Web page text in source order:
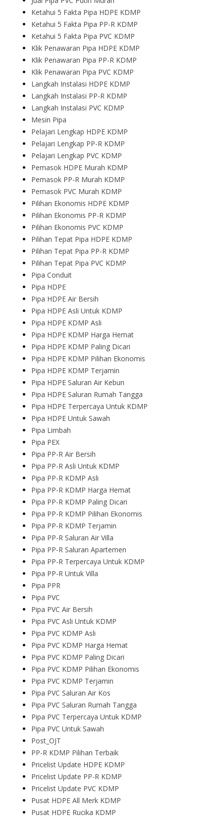
Ketahui 5 Fakta Pipa HDPE KDMP
Ketahui 5 Fakta Pipa PP-R KDMP
Ketahui 5 Fakta Pipa PVC KDMP
Klik Penawaran Pipa HDPE KDMP
Klik Penawaran Pipa PP-R KDMP
Klik Penawaran Pipa PVC KDMP
Langkah Instalasi HDPE KDMP
Langkah Instalasi PP-R KDMP
Langkah Instalasi PVC KDMP
Mesin Pipa
Pelajari Lengkap HDPE KDMP
Pelajari Lengkap PP-R KDMP
Pelajari Lengkap PVC KDMP
Pemasok HDPE Murah KDMP
Pemasok PP-R Murah KDMP
Pemasok PVC Murah KDMP
Pilihan Ekonomis HDPE KDMP
Pilihan Ekonomis PP-R KDMP
Pilihan Ekonomis PVC KDMP
Pilihan Tepat Pipa HDPE KDMP
Pilihan Tepat Pipa PP-R KDMP
Pilihan Tepat Pipa PVC KDMP
Pipa Conduit
Pipa HDPE
Pipa HDPE Air Bersih
Pipa HDPE Asli Untuk KDMP
Pipa HDPE KDMP Asli
Pipa HDPE KDMP Harga Hemat
Pipa HDPE KDMP Paling Dicari
Pipa HDPE KDMP Pilihan Ekonomis
Pipa HDPE KDMP Terjamin
Pipa HDPE Saluran Air Kebun
Pipa HDPE Saluran Rumah Tangga
Pipa HDPE Terpercaya Untuk KDMP
Pipa HDPE Untuk Sawah
Pipa Limbah
Pipa PEX
Pipa PP-R Air Bersih
Pipa PP-R Asli Untuk KDMP
Pipa PP-R KDMP Asli
Pipa PP-R KDMP Harga Hemat
Pipa PP-R KDMP Paling Dicari
Pipa PP-R KDMP Pilihan Ekonomis
Pipa PP-R KDMP Terjamin
Pipa PP-R Saluran Air Villa
Pipa PP-R Saluran Apartemen
Pipa PP-R Terpercaya Untuk KDMP
Pipa PP-R Untuk Villa
Pipa PPR
Pipa PVC
Pipa PVC Air Bersih
Pipa PVC Asli Untuk KDMP
Pipa PVC KDMP Asli
Pipa PVC KDMP Harga Hemat
Pipa PVC KDMP Paling Dicari
Pipa PVC KDMP Pilihan Ekonomis
Pipa PVC KDMP Terjamin
Pipa PVC Saluran Air Kos
Pipa PVC Saluran Rumah Tangga
Pipa PVC Terpercaya Untuk KDMP
Pipa PVC Untuk Sawah
Post_OJT
PP-R KDMP Pilihan Terbaik
Pricelist Update HDPE KDMP
Pricelist Update PP-R KDMP
Pricelist Update PVC KDMP
Pusat HDPE All Merk KDMP
Pusat HDPE Rucika KDMP